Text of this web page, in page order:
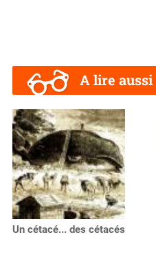
A lire aussi
Un cétacé... des cétacés